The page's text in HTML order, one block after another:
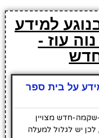
למידע
עוז -
על בית ספר
חדש מצויין
יש לגלול למעלה